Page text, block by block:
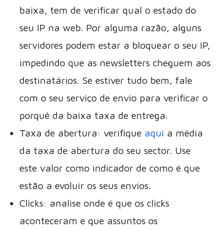
baixa, tem de verificar qual o estado do
seu IP na web. Por alguma razão, alguns
servidores podem estar a bloquear o seu IP,
impedindo que as newsletters cheguem aos
destinatários. Se estiver tudo bem, fale
com o seu serviço de envio para verificar o
porquê da baixa taxa de entrega.
Taxa de abertura: verifique aqui a média
da taxa de abertura do seu sector. Use
este valor como indicador de como é que
estão a evoluir os seus envios.
Clicks: analise onde é que os clicks
aconteceram e que assuntos os